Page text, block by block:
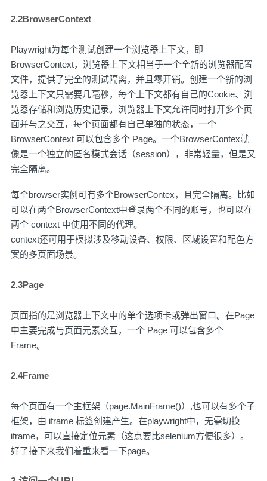
2.2BrowserContext
Playwright为每个测试创建一个浏览器上下文，即
BrowserContext，浏览器上下文相当于一个全新的浏览器配置
文件，提供了完全的测试隔离，并且零开销。创建一个新的浏
览器上下文只需要几毫秒，每个上下文都有自己的Cookie、浏
览器存储和浏览历史记录。浏览器上下文允许同时打开多个页
面并与之交互，每个页面都有自己单独的状态，一个
BrowserContext 可以包含多个 Page。一个BrowserContex就
像是一个独立的匿名模式会话（session），非常轻量，但是又
完全隔离。
每个browser实例可有多个BrowserContex，且完全隔离。比如
可以在两个BrowserContext中登录两个不同的账号，也可以在
两个 context 中使用不同的代理。
context还可用于模拟涉及移动设备、权限、区域设置和配色方
案的多页面场景。
2.3Page
页面指的是浏览器上下文中的单个选项卡或弹出窗口。在Page
中主要完成与页面元素交互，一个 Page 可以包含多个
Frame。
2.4Frame
每个页面有一个主框架（page.MainFrame()）,也可以有多个子
框架，由 iframe 标签创建产生。在playwright中，无需切换
iframe，可以直接定位元素（这点要比selenium方便很多）。
好了接下来我们着重来看一下page。